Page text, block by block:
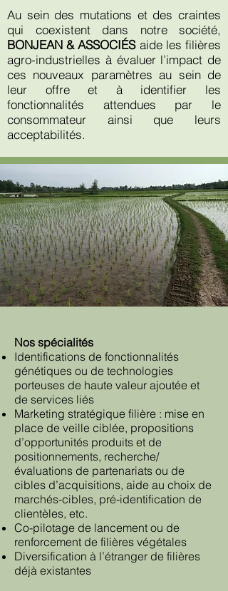
Au sein des mutations et des craintes
qui coexistent dans notre société,
BONJEAN & ASSOCIÉSaide les filières
agro-industrielles à évaluer l’impact de
ces nouveaux paramètres au sein de
leur offre et à identifier les
fonctionnalités attendues par le
consommateur ainsi que leurs
acceptabilités.
Nos spécialités
Identifications de fonctionnalités
génétiques ou de technologies
porteuses de haute valeur ajoutée et
de services liés
Marketing stratégique filière : mise en
place de veille ciblée, propositions
d’opportunités produits et de
positionnements, recherche/
évaluations de partenariats ou de
cibles d’acquisitions, aide au choix de
marchés-cibles, pré-identification de
clientèles, etc.
Co-pilotage de lancement ou de
renforcement de filières végétales
Diversification à l’étranger de filières
déjà existantes